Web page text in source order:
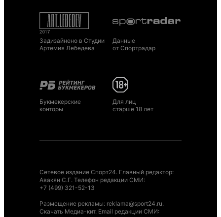
Задизайнено в Студии
Артемия Лебедева
Данные
от Спортрадар
Букмекерские
конторы
Для лиц
старше 18 лет
Сетевое издание Спорт24. Главный редактор:
Авакян С.Г. Телефон редакции СМИ:
+7 (499) 321-52-13
Размещение рекламы: reklama@sport24.ru.
Скачать Медиа-кит. Email редакции СМИ: